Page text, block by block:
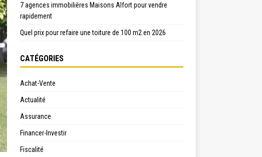
7 agences immobilières Maisons Alfort pour vendre
rapidement
Quel prix pour refaire une toiture de 100 m2 en 2026
CATÉGORIES
Achat-Vente
Actualité
Assurance
Financer-Investir
Fiscalité